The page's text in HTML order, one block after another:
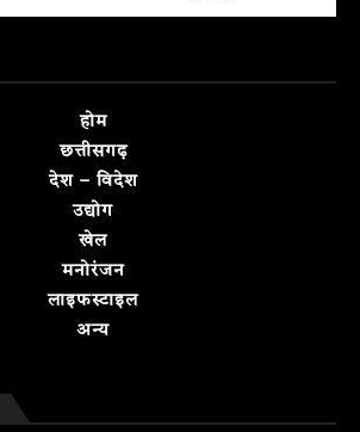
होम
छत्तीसगढ़
देश – विदेश
उद्योग
खेल
मनोरंजन
लाइफस्टाइल
अन्य